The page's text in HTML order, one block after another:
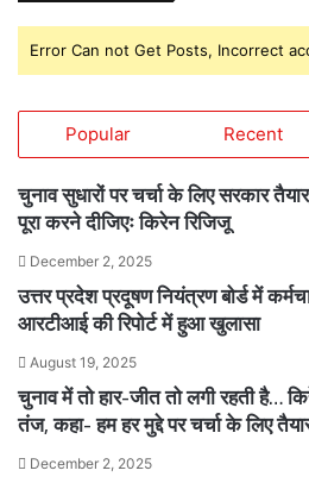
Error Can not Get Posts, Incorrect
Popular Recent
चुनाव सुधारों पर चर्चा के लिए सरकार
पूरा करने दीजिएः किरेन रिजिजू
December 2, 2025
उत्तर प्रदेश प्रदूषण नियंत्रण बोर्ड में
आरटीआई की रिपोर्ट में हुआ खुलासा
August 19, 2025
चुनाव में तो हार-जीत तो लगी रहती है…
तंज, कहा- हम हर मुद्दे पर चर्चा के लिए
December 2, 2025